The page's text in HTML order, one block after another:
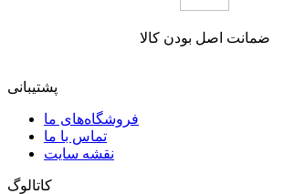
ضمانت اصل بودن کالا
پشتیبانی
فروشگاه‌های ما
تماس با ما
نقشه سایت
کاتالوگ